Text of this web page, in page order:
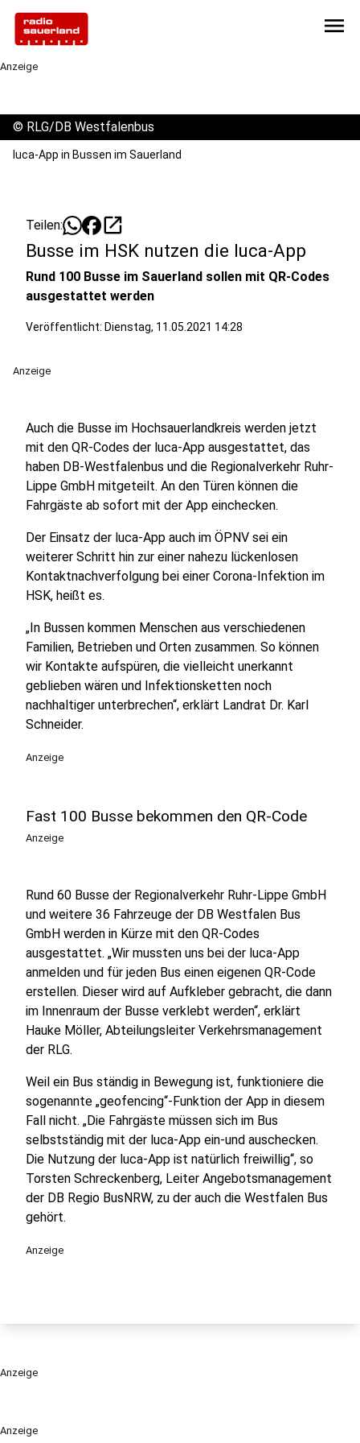
menu
Anzeige
Anzeige
© RLG/DB Westfalenbus
luca-App in Bussen im Sauerland
Teilen: open_in_new
Busse im HSK nutzen die luca-App
Rund 100 Busse im Sauerland sollen mit QR-Codes
ausgestattet werden
Veröffentlicht: Dienstag, 11.05.2021 14:28
Anzeige
Auch die Busse im Hochsauerlandkreis werden jetzt
mit den QR-Codes der luca-App ausgestattet, das
haben DB-Westfalenbus und die Regionalverkehr Ruhr-
Lippe GmbH mitgeteilt. An den Türen können die
Fahrgäste ab sofort mit der App einchecken.
Der Einsatz der luca-App auch im ÖPNV sei ein
weiterer Schritt hin zur einer nahezu lückenlosen
Kontaktnachverfolgung bei einer Corona-Infektion im
HSK, heißt es.
„In Bussen kommen Menschen aus verschiedenen
Familien, Betrieben und Orten zusammen. So können
wir Kontakte aufspüren, die vielleicht unerkannt
geblieben wären und Infektionsketten noch
nachhaltiger unterbrechen“, erklärt Landrat Dr. Karl
Schneider.
Anzeige
Fast 100 Busse bekommen den QR-Code
Anzeige
Rund 60 Busse der Regionalverkehr Ruhr-Lippe GmbH
und weitere 36 Fahrzeuge der DB Westfalen Bus
GmbH werden in Kürze mit den QR-Codes
ausgestattet. „Wir mussten uns bei der luca-App
anmelden und für jeden Bus einen eigenen QR-Code
erstellen. Dieser wird auf Aufkleber gebracht, die dann
im Innenraum der Busse verklebt werden“, erklärt
Hauke Möller, Abteilungsleiter Verkehrsmanagement
der RLG.
Weil ein Bus ständig in Bewegung ist, funktioniere die
sogenannte „geofencing“-Funktion der App in diesem
Fall nicht. „Die Fahrgäste müssen sich im Bus
selbstständig mit der luca-App ein-und auschecken.
Die Nutzung der luca-App ist natürlich freiwillig“, so
Torsten Schreckenberg, Leiter Angebotsmanagement
der DB Regio BusNRW, zu der auch die Westfalen Bus
gehört.
Anzeige
Anzeige